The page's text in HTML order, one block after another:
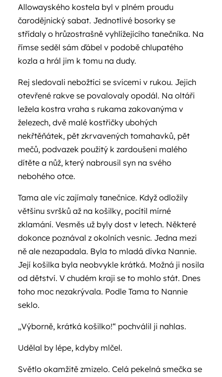
Allowayského kostela byl v plném proudu
čarodějnický sabat. Jednotlivé bosorky se
střídaly o hrůzostrašně vyhlížejícího tanečníka. Na
římse seděl sám ďábel v podobě chlupatého
kozla a hrál jim k tomu na dudy.
Rej sledovali nebožtíci se svícemi v rukou. Jejich
otevřené rakve se povalovaly opodál. Na oltáři
ležela kostra vraha s rukama zakovanýma v
železech, dvě malé kostřičky ubohých
nekřtěňátek, pět zkrvavených tomahavků, pět
mečů, podvazek použitý k zardoušeni malého
dítěte a nůž, který nabrousil syn na svého
nebohého otce.
Tama ale víc zajímaly tanečnice. Když odložily
většinu svršků až na košilky, pocítil mírné
zklamání. Vesměs už byly dost v letech. Některé
dokonce poznával z okolních vesnic. Jedna mezi
ně ale nezapadala. Byla to mladá dívka Nannie.
Její košilka byla neobvykle krátká. Možná ji nosila
od dětství. V chudém kraji se to mohlo stát. Dnes
toho moc nezakrývala. Podle Tama to Nannie
seklo.
„Výborně, krátká košilko!“ pochválil ji nahlas.
Udělal by lépe, kdyby mlčel.
Světlo okamžitě zmizelo. Celá pekelná smečka se